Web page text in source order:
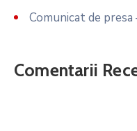
Comunicat de
Comentarii